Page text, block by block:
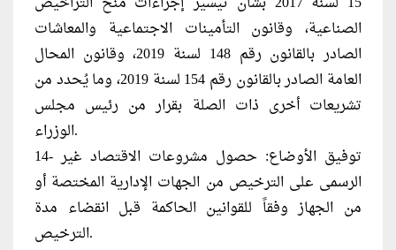
الصناعية، وقانون التأمينات الاجتماعية والمعاشات
الصادر بالقانون رقم 148 لسنة 2019، وقانون المحال
العامة الصادر بالقانون رقم 154 لسنة 2019، وما يُحدد من
تشريعات أخرى ذات الصلة بقرار من رئيس مجلس
الوزراء.
14- توفيق الأوضاع: حصول مشروعات الاقتصاد غير
الرسمى على الترخيص من الجهات الإدارية المختصة أو
من الجهاز وفقاً للقوانين الحاكمة قبل انقضاء مدة
الترخيص.